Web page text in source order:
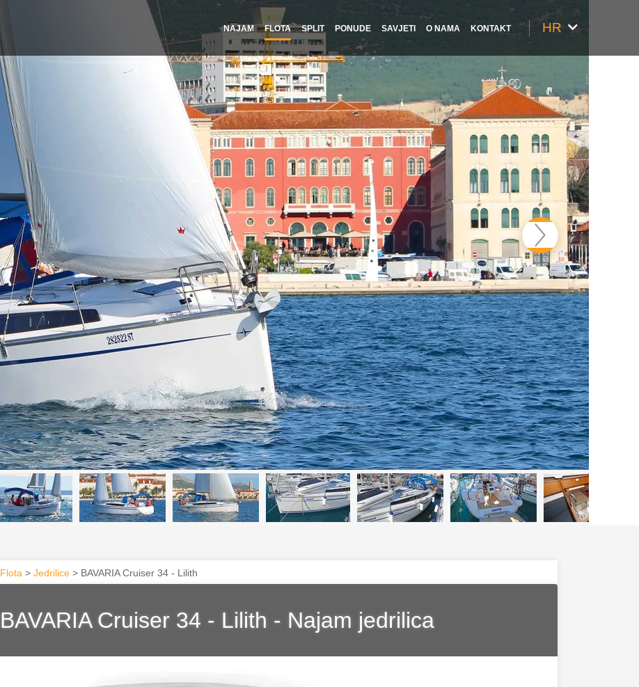
HR
NAJAM FLOTA SPLIT PONUDE SAVJETI O NAMA KONTAKT
Flota > Jedrilice > BAVARIA Cruiser 34 - Lilith
BAVARIA Cruiser 34 - Lilith - Najam jedrilica